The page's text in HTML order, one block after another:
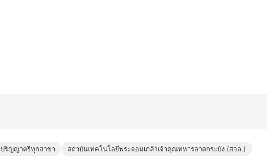
ปริญญาตรีทุกสาขา สถาบันเทคโนโลยีพระจอมเกล้าเจ้าคุณทหารลาดกระบัง (สจล.)